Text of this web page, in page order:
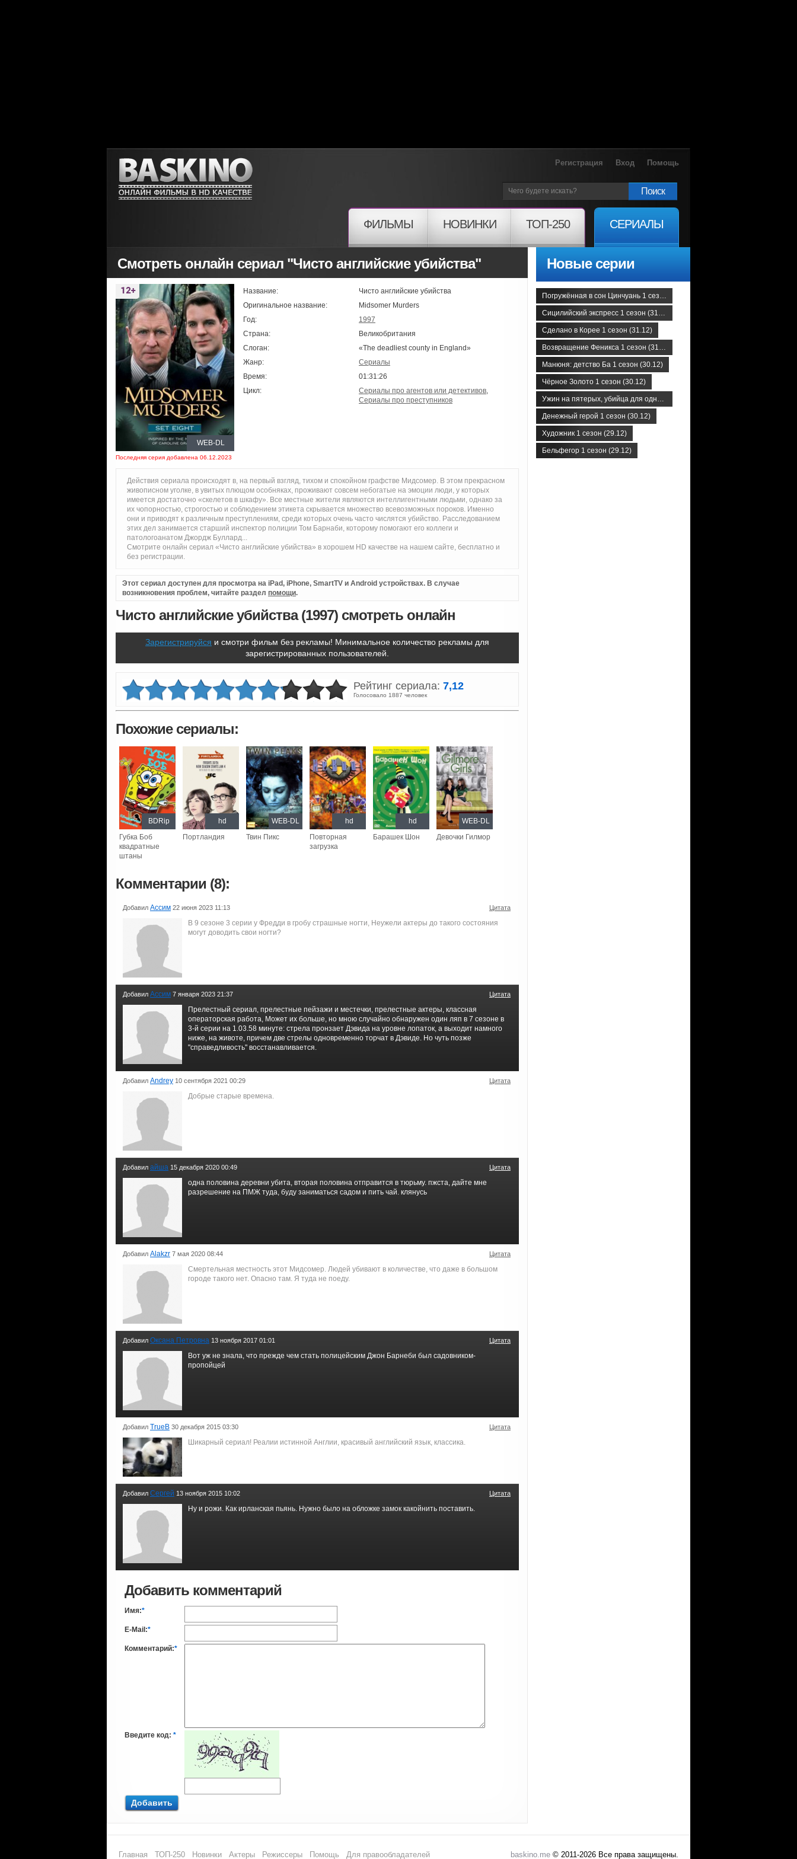
Регистрация Вход Помощь
Поиск
ФИЛЬМЫ НОВИНКИ ТОП-250 СЕРИАЛЫ
Смотреть онлайн сериал "Чисто английские убийства"
WEB-DL
Последняя серия добавлена 06.12.2023
Название:
Чисто английские убийства
Оригинальное название:
Midsomer Murders
Год:
1997
Страна:
Великобритания
Слоган:
«The deadliest county in England»
Жанр:
Сериалы
Время:
01:31:26
Цикл:
Сериалы про агентов или детективов,
Сериалы про преступников
Действия сериала происходят в, на первый взгляд, тихом и спокойном графстве Мидсомер. В этом прекрасном
живописном уголке, в увитых плющом особняках, проживают совсем небогатые на эмоции люди, у которых
имеется достаточно «скелетов в шкафу». Все местные жители являются интеллигентными людьми, однако за
их чопорностью, строгостью и соблюдением этикета скрывается множество всевозможных пороков. Именно
они и приводят к различным преступлениям, среди которых очень часто числятся убийство. Расследованием
этих дел занимается старший инспектор полиции Том Барнаби, которому помогают его коллеги и
патологоанатом Джордж Буллард...
Смотрите онлайн сериал «Чисто английские убийства» в хорошем HD качестве на нашем сайте, бесплатно и
без регистрации.
Этот сериал доступен для просмотра на iPad, iPhone, SmartTV и Android устройствах. В случае
возникновения проблем, читайте раздел помощи.
Чисто английские убийства (1997) смотреть онлайн
Зарегистрируйся и смотри фильм без рекламы! Минимальное количество рекламы для
зарегистрированных пользователей.
Рейтинг сериала: 7,12
Голосовало 1887 человек
Похожие сериалы:
Губка Боб
квадратные
штаны
BDRip
Портландия
hd
Твин Пикс
WEB-DL
Повторная
загрузка
hd
Барашек Шон
hd
Девочки Гилмор
WEB-DL
Комментарии (8):
Добавил Ассим 22 июня 2023 11:13 Цитата
В 9 сезоне 3 серии у Фредди в гробу страшные ногти, Неужели актеры до такого состояния
могут доводить свои ногти?
Добавил Ассим 7 января 2023 21:37 Цитата
Прелестный сериал, прелестные пейзажи и местечки, прелестные актеры, классная
операторская работа, Может их больше, но мною случайно обнаружен один ляп в 7 сезоне в
3-й серии на 1.03.58 минуте: стрела пронзает Дэвида на уровне лопаток, а выходит намного
ниже, на животе, причем две стрелы одновременно торчат в Дэвиде. Но чуть позже
"справедливость" восстанавливается.
Добавил Andrey 10 сентября 2021 00:29 Цитата
Добрые старые времена.
Добавил айша 15 декабря 2020 00:49 Цитата
одна половина деревни убита, вторая половина отправится в тюрьму. пжста, дайте мне
разрешение на ПМЖ туда, буду заниматься садом и пить чай. клянусь
Добавил Alakzr 7 мая 2020 08:44 Цитата
Смертельная местность этот Мидсомер. Людей убивают в количестве, что даже в большом
городе такого нет. Опасно там. Я туда не поеду.
Добавил Оксана Петровна 13 ноября 2017 01:01 Цитата
Вот уж не знала, что прежде чем стать полицейским Джон Барнеби был садовником-
пропойцей
Добавил TrueB 30 декабря 2015 03:30 Цитата
Шикарный сериал! Реалии истинной Англии, красивый английский язык, классика.
Добавил Сергей 13 ноября 2015 10:02 Цитата
Ну и рожи. Как ирланская пьянь. Нужно было на обложке замок какойнить поставить.
Добавить комментарий
Имя:*
E-Mail:*
Комментарий:*
Введите код: *
Добавить
Новые серии
Погружённая в сон Цинчуань 1 сезон (31.12)
Сицилийский экспресс 1 сезон (31.12)
Сделано в Корее 1 сезон (31.12)
Возвращение Феникса 1 сезон (31.12)
Манюня: детство Ба 1 сезон (30.12)
Чёрное Золото 1 сезон (30.12)
Ужин на пятерых, убийца для одного 1 сезон (30.12)
Денежный герой 1 сезон (30.12)
Художник 1 сезон (29.12)
Бельфегор 1 сезон (29.12)
Главная ТОП-250 Новинки Актеры Режиссеры Помощь Для правообладателей baskino.me © 2011-2026 Все права защищены.